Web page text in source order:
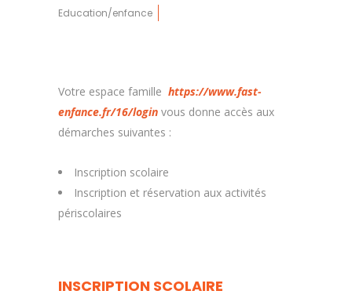
Education/enfance
Votre espace famille https://www.fast-
enfance.fr/16/login vous donne accès aux
démarches suivantes :
Inscription scolaire
Inscription et réservation aux activités
périscolaires
INSCRIPTION SCOLAIRE